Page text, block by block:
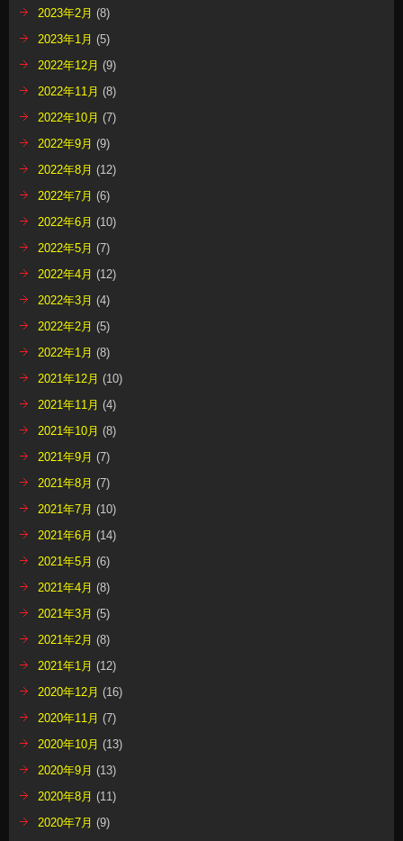
2023年2月 (8)
2023年1月 (5)
2022年12月 (9)
2022年11月 (8)
2022年10月 (7)
2022年9月 (9)
2022年8月 (12)
2022年7月 (6)
2022年6月 (10)
2022年5月 (7)
2022年4月 (12)
2022年3月 (4)
2022年2月 (5)
2022年1月 (8)
2021年12月 (10)
2021年11月 (4)
2021年10月 (8)
2021年9月 (7)
2021年8月 (7)
2021年7月 (10)
2021年6月 (14)
2021年5月 (6)
2021年4月 (8)
2021年3月 (5)
2021年2月 (8)
2021年1月 (12)
2020年12月 (16)
2020年11月 (7)
2020年10月 (13)
2020年9月 (13)
2020年8月 (11)
2020年7月 (9)